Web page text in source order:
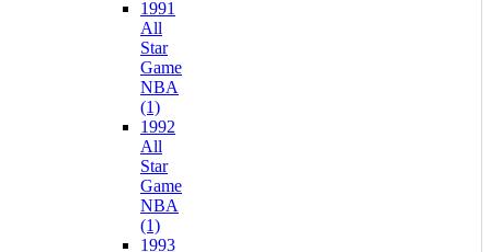
1991
All
Star
Game
NBA
(1)
1992
All
Star
Game
NBA
(1)
1993